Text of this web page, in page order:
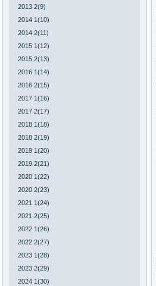
2013 2(9)
2014 1(10)
2014 2(11)
2015 1(12)
2015 2(13)
2016 1(14)
2016 2(15)
2017 1(16)
2017 2(17)
2018 1(18)
2018 2(19)
2019 1(20)
2019 2(21)
2020 1(22)
2020 2(23)
2021 1(24)
2021 2(25)
2022 1(26)
2022 2(27)
2023 1(28)
2023 2(29)
2024 1(30)